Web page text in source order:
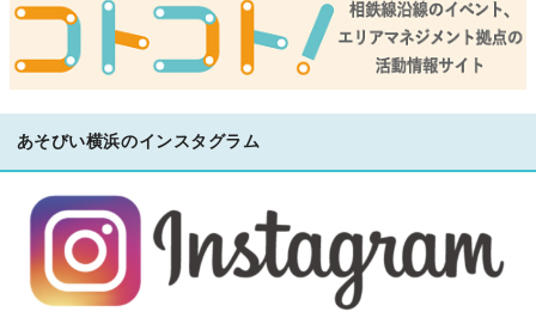
あそびい横浜のインスタグラム